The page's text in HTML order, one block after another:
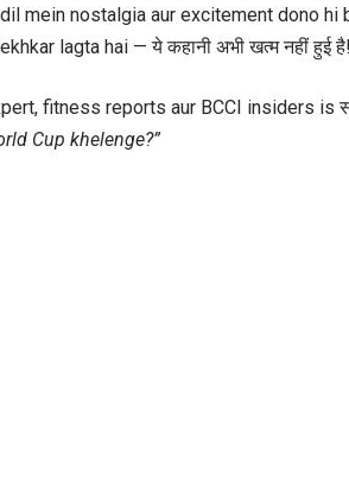
mein nostalgia aur excitement dono hi
lagta hai — ये कहानी अभी खत्म नहीं हुई है!
fitness reports aur BCCI insiders is
Cup khelenge?”